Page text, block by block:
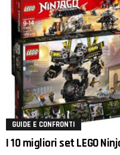
GUIDE E CONFRONTI
I 10 migliori set LEGO